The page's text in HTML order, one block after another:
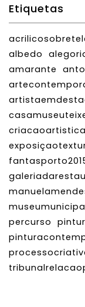
Etiquetas
albedo
amarante
criacaoartistica
percurso